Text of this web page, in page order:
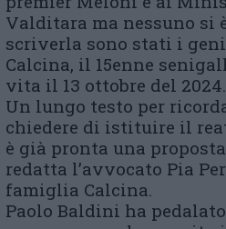
Valditara ma nessuno si
scriverla sono stati i
Calcina, il 15enne
vita il 13 ottobre del 2024.
Un lungo testo per
chiedere di istituire il
è già pronta una proposta
redatta l’avvocato Pia
famiglia Calcina.
Paolo Baldini ha